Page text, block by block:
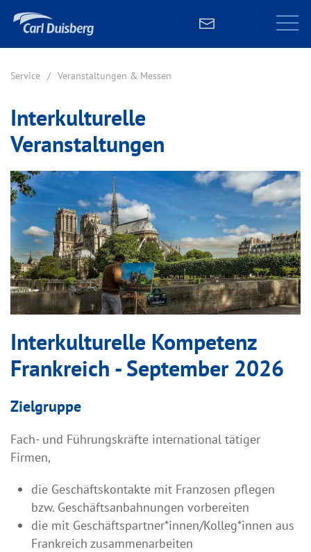
Service Veranstaltungen & Messen
Interkulturelle
Veranstaltungen
Interkulturelle Kompetenz
Frankreich - September 2026
Zielgruppe
Fach- und Führungskräfte international tätiger
Firmen,
die Geschäftskontakte mit Franzosen pflegen
bzw. Geschäftsanbahnungen vorbereiten
die mit Geschäftspartner*innen/Kolleg*innen aus
Frankreich zusammenarbeiten